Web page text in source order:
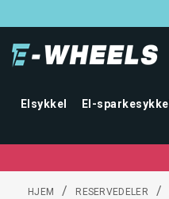
Elsykkel El-sparkesykkel
HJEM / RESERVEDELER /